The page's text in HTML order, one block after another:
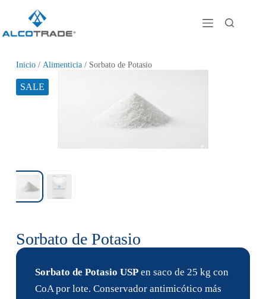
Inicio/ Alimenticia/ Sorbato de Potasio
SALE
Sorbato de Potasio
Sorbato de Potasio USPen saco de 25 kg con
CoA por lote. Conservador antimicótico más